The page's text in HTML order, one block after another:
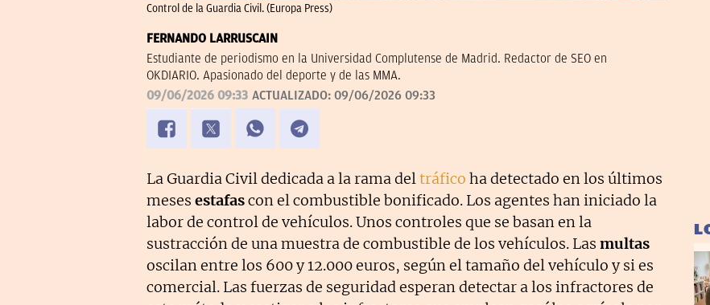
Control de la Guardia Civil. (Europa Press)
FERNANDO LARRUSCAIN
Estudiante de periodismo en la Universidad Complutense de Madrid. Redactor de SEO en
OKDIARIO. Apasionado del deporte y de las MMA.
09/06/2026 09:33 ACTUALIZADO: 09/06/2026 09:33
La Guardia Civil dedicada a la rama deltráfico ha detectado en los últimos
meses estafascon el combustible bonificado. Los agentes han iniciado la
labor de control de vehículos. Unos controles que se basan en la
sustracción de una muestra de combustible de los vehículos. Las multas
oscilan entre los 600 y 12.000 euros, según el tamaño del vehículo y si es
comercial. Las fuerzas de seguridad esperan detectar a los infractores de